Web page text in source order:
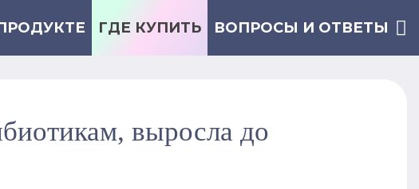
ГДЕ КУПИТЬ ВОПРОСЫ И ОТВЕТЫ
выросла до